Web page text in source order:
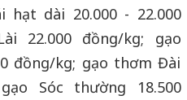
dài 20.000 - 22.000
22.000 đồng/kg; gạo
đồng/kg; gạo thơm Đài
Sóc thường 18.500